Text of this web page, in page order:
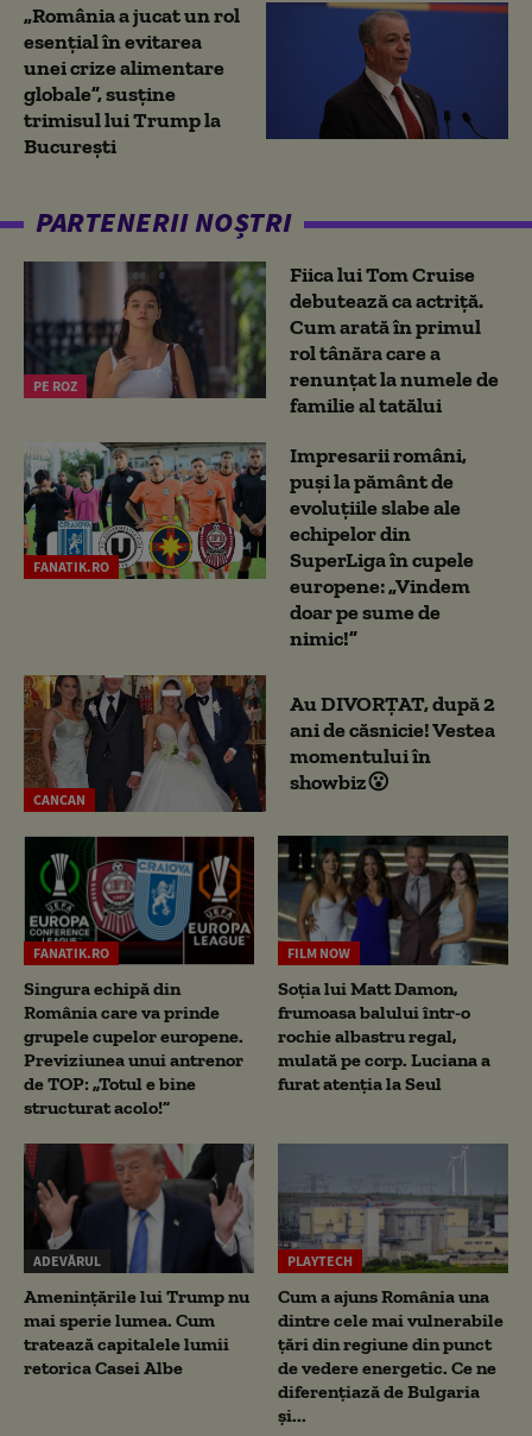
„România a jucat un rol
esențial în evitarea
unei crize alimentare
globale”, susține
trimisul lui Trump la
București
PARTENERII NOȘTRI
PE ROZ
Fiica lui Tom Cruise
debutează ca actriță.
Cum arată în primul
rol tânăra care a
renunțat la numele de
familie al tatălui
FANATIK.RO
Impresarii români,
puși la pământ de
evoluțiile slabe ale
echipelor din
SuperLiga în cupele
europene: „Vindem
doar pe sume de
nimic!”
CANCAN
Au DIVORȚAT, după 2
ani de căsnicie! Vestea
momentului în
showbiz😮
FANATIK.RO
Singura echipă din
România care va prinde
grupele cupelor europene.
Previziunea unui antrenor
de TOP: „Totul e bine
structurat acolo!”
FILM NOW
Soția lui Matt Damon,
frumoasa balului într-o
rochie albastru regal,
mulată pe corp. Luciana a
furat atenția la Seul
ADEVĂRUL
Amenințările lui Trump nu
mai sperie lumea. Cum
tratează capitalele lumii
retorica Casei Albe
PLAYTECH
Cum a ajuns România una
dintre cele mai vulnerabile
țări din regiune din punct
de vedere energetic. Ce ne
diferențiază de Bulgaria
și...